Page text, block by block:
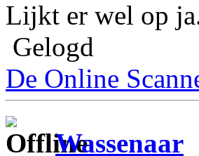
Lijkt er wel op
Gelogd
De Online
Wassenaar